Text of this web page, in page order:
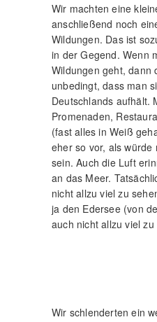
Wir machten eine
anschließend noch
Wildungen. Das ist
in der Gegend. Wenn
Wildungen geht, dann
unbedingt, dass man
Deutschlands aufhält.
Promenaden,
(fast alles in Weiß
eher so vor, als würde
sein. Auch die Luft
an das Meer.
nicht allzu viel zu
ja den Edersee (von
auch nicht allzu viel
Wir schlenderten ein